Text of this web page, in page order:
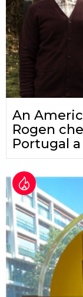
An
Rogen
Portugal